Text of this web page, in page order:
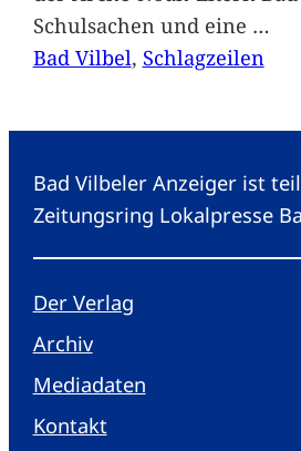
Schulsachen und eine …
Bad Vilbel, Schlagzeilen
Bad Vilbeler Anzeiger ist
Zeitungsring Lokalpresse
Der Verlag
Archiv
Mediadaten
Kontakt